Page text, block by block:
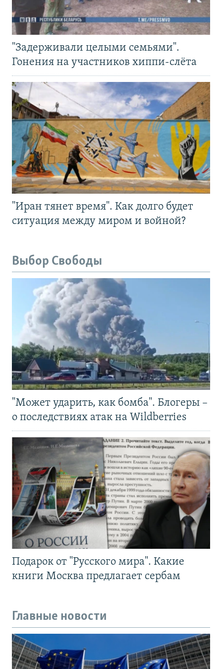
"Задерживали целыми семьями".
Гонения на участников хиппи-слёта
"Иран тянет время". Как долго будет
ситуация между миром и войной?
Выбор Свободы
"Может ударить, как бомба". Блогеры –
о последствиях атак на Wildberries
Подарок от "Русского мира". Какие
книги Москва предлагает сербам
Главные новости